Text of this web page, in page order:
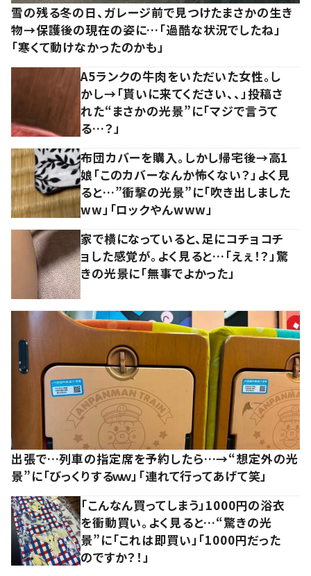
雪の残る冬の日、ガレージ前で見つけたまさかの生き
物→保護後の現在の姿に…「過酷な状況でしたね」
「寒くて動けなかったのかも」
A5ランクの牛肉をいただいた女性。し
かし→「貰いに来てください、、」投稿さ
れた“まさかの光景”に「マジで言うて
る…？」
布団カバーを購入。しかし帰宅後→高1
娘「このカバーなんか怖くない？」よく見
ると…”衝撃の光景”に「吹き出しました
ww」「ロックやんwww」
家で横になっていると、足にコチョコチ
ョした感覚が。よく見ると…「えぇ！？」驚
きの光景に「無事でよかった」
出張で…列車の指定席を予約したら…→“想定外の光
景”に「びっくりするｗｗ」「連れて行ってあげて笑」
「こんなん買ってしまう」1000円の浴衣
を衝動買い。よく見ると…“驚きの光
景”に「これは即買い」「1000円だった
のですか？！」